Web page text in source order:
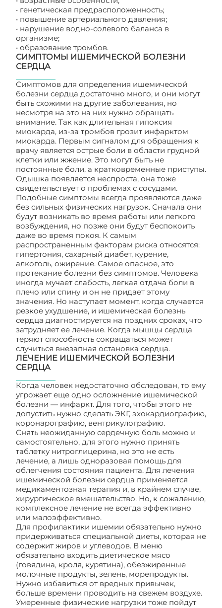
• генетическая предрасположенность;
• повышение артериального давления;
• нарушение водно-солевого баланса в
организме;
• образование тромбов.
СИМПТОМЫ ИШЕМИЧЕСКОЙ БОЛЕЗНИ
СЕРДЦА
Симптомов для определения ишемической
болезни сердца достаточно много, и они могут
быть схожими на другие заболевания, но
несмотря на это на них нужно обращать
внимание. Так как длительная гипоксия
миокарда, из-за тромбов грозит инфарктом
миокарда. Первым сигналом для обращения к
врачу является острые боли в области грудной
клетки или жжение. Это могут быть не
постоянные боли, а кратковременные приступы.
Одышка появляется неспроста, она тоже
свидетельствует о проблемах с сосудами.
Подобные симптомы всегда проявляются даже
без сильных физических нагрузок. Сначала они
будут возникать во время работы или легкого
возбуждения, но позже они будут беспокоить
даже во время покоя. К самым
распространенным факторам риска относятся:
гипертония, сахарный диабет, курение,
алкоголь, ожирение. Самое опасное, это
протекание болезни без симптомов. Человека
иногда мучает слабость, легкая отдача боли в
плечо или спину и он не придает этому
значения. Но наступает момент, когда случается
резкое ухудшение, и ишемическая болезнь
сердца диагностируется на поздних сроках, что
затрудняет ее лечение. Когда мышцы сердца
теряют способность сокращаться может
случиться внезапная остановка сердца.
ЛЕЧЕНИЕ ИШЕМИЧЕСКОЙ БОЛЕЗНИ
СЕРДЦА
Когда человек недостаточно обследован, то ему
угрожает еще одно осложнение ишемической
болезни — инфаркт. Для того, чтобы этого не
допустить нужно сделать ЭКГ, эхокардиографию,
коронарографию, вентрикулографию.
Снять неожиданную сердечную боль можно и
самостоятельно, для этого нужно принять
таблетку нитроглицерина, но это не есть
лечение, а лишь одноразовая помощь для
облегчения состояния пациента. Для лечения
ишемической болезни сердца применяется
медикаментозная терапия и, в крайнем случае,
хирургическое вмешательство. Но, к сожалению,
комплексное лечение не всегда эффективно
или малоэффективно.
Для профилактики ишемии обязательно нужно
придерживаться специальной диеты, которая не
содержит жиров и углеводов. В меню
обязательно входить диетическое мясо
(говядина, кроля, курятина), обезжиренные
молочные продукты, зелень, морепродукты.
Нужно избавиться от вредных привычек,
больше времени проводить на свежем воздухе.
Умеренные физические нагрузки тоже пойдут